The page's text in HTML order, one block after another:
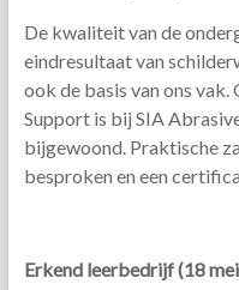
De kwaliteit van de
eindresultaat van
ook de basis van ons
Support is bij SIA
bijgewoond. Praktische
besproken en een
Erkend leerbedrijf (18